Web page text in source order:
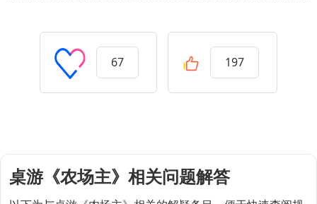
67 197
桌游《农场主》相关问题解答